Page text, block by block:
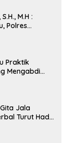
M.H :
Polres
Praktik
Mengabdi
Jala
Turut Hadir